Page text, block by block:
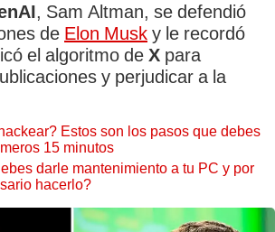
, Sam Altman, se defendió
de Elon Musk y le recordó
el algoritmo de X para
y perjudicar a la
Estos son los pasos que debes
15 minutos
darle mantenimiento a tu PC y por
hacerlo?